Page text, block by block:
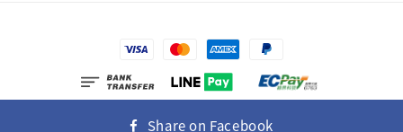
Share on Facebook